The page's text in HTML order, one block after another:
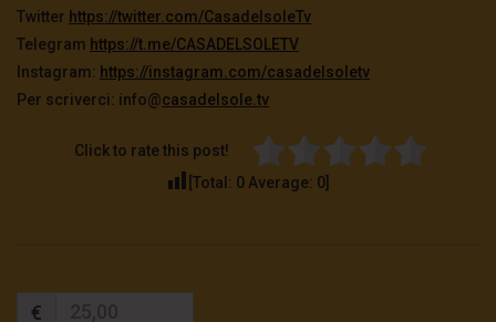
Twitter https://twitter.com/CasadelsoleTv
Telegram https://t.me/CASADELSOLETV
Instagram: https://instagram.com/casadelsoletv
Per scriverci: info@casadelsole.tv
Click to rate this post!
[Total: 0 Average: 0
€